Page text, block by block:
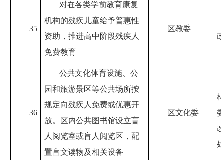
35
对在各类学前教育康复
机构的残疾儿童给予普惠性
资助，推进高中阶段残疾人
免费教育
区教委
36
公共文化体育设施、公
园和旅游景区等公共场所按
规定向残疾人免费或优惠开
放。区内公共图书馆设立盲
人阅览室或盲人阅览区，配
置盲文读物及相关设备
区文化委